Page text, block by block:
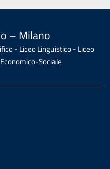
– Milano
- Liceo Linguistico - Liceo
Sociale